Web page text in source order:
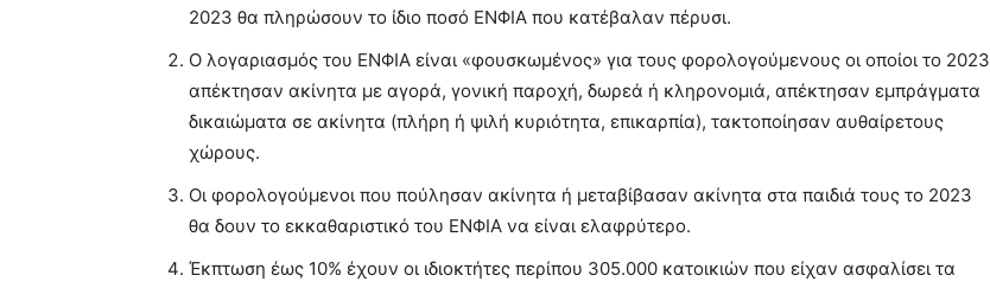
2023 θα πληρώσουν το ίδιο ποσό ΕΝΦΙΑ που κατέβαλαν πέρυσι.
Ο λογαριασμός του ΕΝΦΙΑ είναι «φουσκωμένος» για τους φορολογούμενους οι οποίοι το 2023
απέκτησαν ακίνητα με αγορά, γονική παροχή, δωρεά ή κληρονομιά, απέκτησαν εμπράγματα
δικαιώματα σε ακίνητα (πλήρη ή ψιλή κυριότητα, επικαρπία), τακτοποίησαν αυθαίρετους
χώρους.
Οι φορολογούμενοι που πούλησαν ακίνητα ή μεταβίβασαν ακίνητα στα παιδιά τους το 2023
θα δουν το εκκαθαριστικό του ΕΝΦΙΑ να είναι ελαφρύτερο.
Έκπτωση έως 10% έχουν οι ιδιοκτήτες περίπου 305.000 κατοικιών που είχαν ασφαλίσει τα